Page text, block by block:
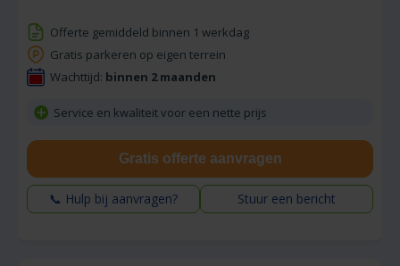
Offerte gemiddeld binnen 1 werkdag
Gratis parkeren op eigen terrein
Wachttijd: binnen 2 maanden
Service en kwaliteit voor een nette prijs
Gratis offerte aanvragen
📞 Hulp bij aanvragen? Stuur een bericht